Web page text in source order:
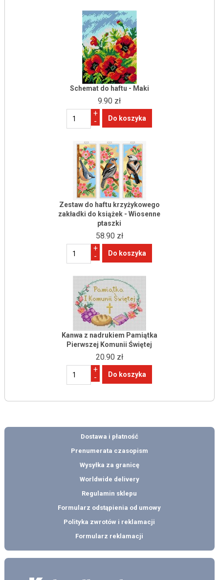
Schemat do haftu - Maki
9.90 zł
+
-
Zestaw do haftu krzyżykowego
zakładki do książek - Wiosenne
ptaszki
58.90 zł
+
-
Kanwa z nadrukiem Pamiątka
Pierwszej Komunii Świętej
20.90 zł
+
-
Dostawa i płatność
Prenumerata czasopism
Wysyłka za granicę
Worldwide delivery
Regulamin sklepu
Formularz odstąpienia od umowy
Polityka zwrotów i reklamacji
Formularz reklamacji